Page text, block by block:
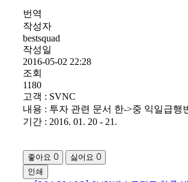
번역
작성자
bestsquad
작성일
2016-05-02 22:28
조회
1180
고객 : SVNC
내용 : 투자 관련 문서 한->중 익일급행
기간 : 2016. 01. 20 - 21.
좋아요 0 싫어요 0
인쇄